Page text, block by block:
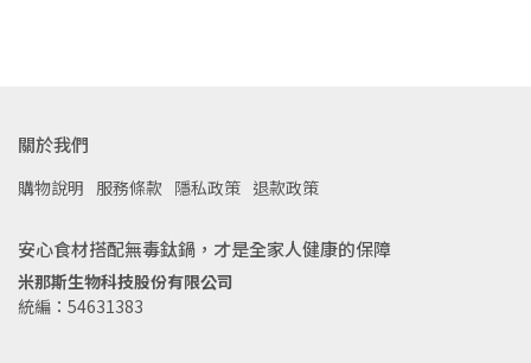
關於我們
購物說明 服務條款 隱私政策 退款政策
安心食材搭配無毒鈦鍋，才是全家人健康的保障
米那斯生物科技股份有限公司
統編：54631383